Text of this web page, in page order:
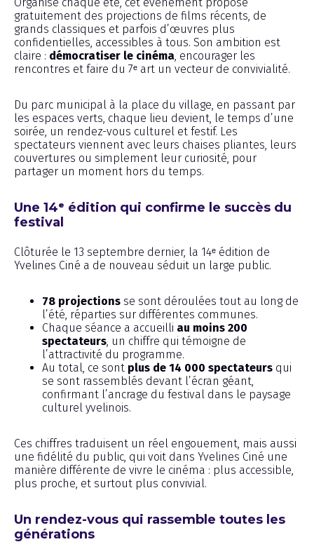
gratuitement des projections de films récents, de
grands classiques et parfois d’œuvres plus
confidentielles, accessibles à tous. Son ambition est
claire : démocratiser le cinéma , encourager les
rencontres et faire du 7ᵉ art un vecteur de convivialité.
Du parc municipal à la place du village, en passant par
les espaces verts, chaque lieu devient, le temps d’une
soirée, un rendez-vous culturel et festif. Les
spectateurs viennent avec leurs chaises pliantes, leurs
couvertures ou simplement leur curiosité, pour
partager un moment hors du temps.
Une 14ᵉ édition qui confirme le succès du
festival
Clôturée le 13 septembre dernier, la 14ᵉ édition de
Yvelines Ciné a de nouveau séduit un large public.
78 projections se sont déroulées tout au long de
l’été, réparties sur différentes communes.
Chaque séance a accueilli au moins 200
spectateurs , un chiffre qui témoigne de
l’attractivité du programme.
Au total, ce sont plus de 14 000 spectateurs qui
se sont rassemblés devant l’écran géant,
confirmant l’ancrage du festival dans le paysage
culturel yvelinois.
Ces chiffres traduisent un réel engouement, mais aussi
une fidélité du public, qui voit dans Yvelines Ciné une
manière différente de vivre le cinéma : plus accessible,
plus proche, et surtout plus convivial.
Un rendez-vous qui rassemble toutes les
générations